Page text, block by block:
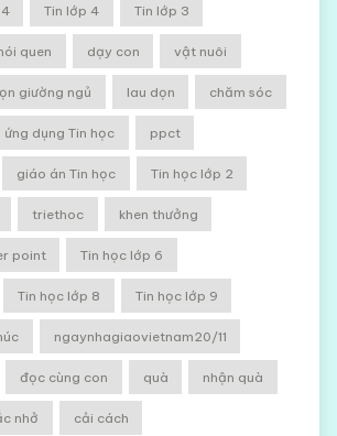
Tin lớp 4 Tin lớp 3
quen dạy con vật nuôi
giường ngủ lau dọn chăm sóc
ứng dụng Tin học ppct
giáo án Tin học Tin học lớp 2
triethoc khen thưởng
point Tin học lớp 6
Tin học lớp 8 Tin học lớp 9
ngaynhagiaovietnam20/11
đọc cùng con quà nhận quà
nhở cải cách